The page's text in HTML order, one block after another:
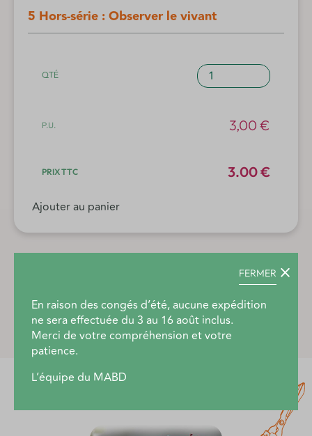
5 Hors-série : Observer le vivant
quantité
de
Observer
3,00 €
3.00 €
Ajouter au panier
Description produit
FERMER
En raison des congés d’été, aucune expédition
ne sera effectuée du 3 au 16 août inclus.
Merci de votre compréhension et votre
patience.
L’équipe du MABD